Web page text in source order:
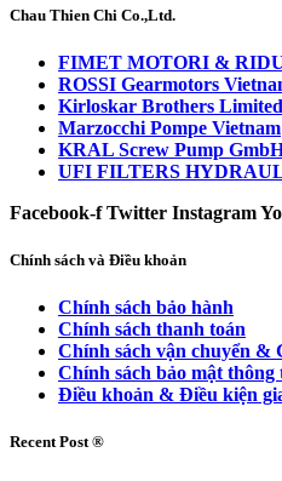
Chau Thien Chi Co.,Ltd.
FIMET MOTORI &
ROSSI Gearmotors
Kirloskar Brothers
Marzocchi Pompe Vietnam
KRAL Screw Pump
UFI FILTERS
Facebook-f Twitter Instagram
Chính sách và Điều khoản
Chính sách bảo hành
Chính sách thanh toán
Chính sách vận chuyển &
Chính sách bảo mật
Điều khoản & Điều kiện
Recent Post ®